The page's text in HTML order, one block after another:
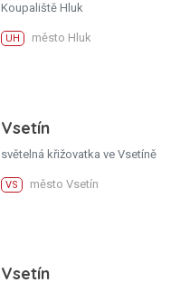
Koupaliště Hluk
UH město Hluk
Vsetín
světelná křižovatka ve Vsetíně
VS město Vsetín
Vsetín